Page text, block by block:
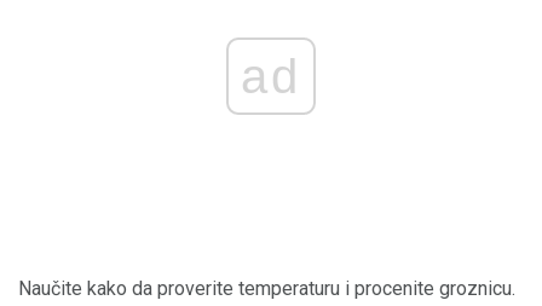
ad
Naučite kako da proverite temperaturu i procenite groznicu.